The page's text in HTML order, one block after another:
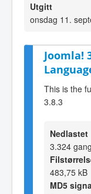
Utgitt
onsdag 11.
Joomla!
This is the
3.8.3
Nedlastet
3.324
483,75 kB
MD5